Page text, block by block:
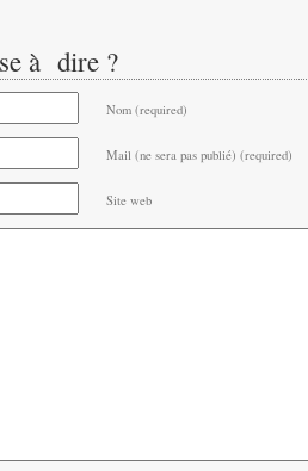
à dire ?
Nom (required)
Mail (ne sera pas publié) (required)
Site web